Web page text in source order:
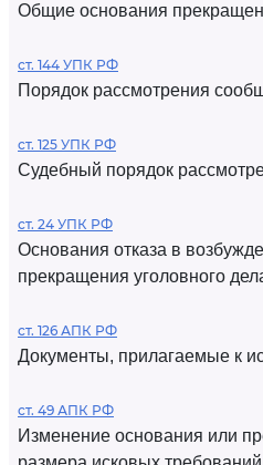
Общие основания
ст. 144 УПК РФ
Порядок рассмотрения
ст. 125 УПК РФ
Судебный порядок
ст. 24 УПК РФ
Основания отказа в
прекращения уголовного
ст. 126 АПК РФ
Документы, прилагаемые к
ст. 49 АПК РФ
Изменение основания или